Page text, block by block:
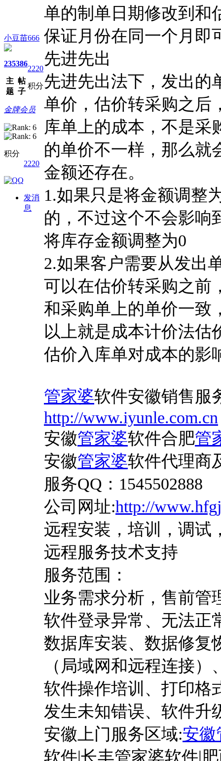
小豆苗666
235
主
题
386
帖
子
2220
积分
金牌会员
积分
2220
发消
息
单的制单日期修改到和
保证月份在同一个月即
先进先出
先进先出法下，发出的
单价，估价转采购之后
库单上的成本，不是采
的单价不一样，那么就
金额还存在。
1.如果只是将金额调整
的，不过这个不会影响
将库存金额调整为0
2.如果客户需要从发出
可以在估价转采购之前
和采购单上的单价一致
以上就是成本计价法估
估价入库单对成本的影
管家婆软件安徽销售服
http://www.iyunle.com.cn
安徽管家婆软件合肥管
安徽管家婆软件代理商
服务QQ：1545502888
公司网址:http://
远程安装，培训，调试
远程服务技术支持
服务范围：
业务需求分析，售前管
软件登录异常、无法正
数据库安装、数据修复
（局域网和远程连接
软件操作培训、打印格
发生未知错误、软件升
安徽上门服务区域:安徽
软件|长丰管家婆软件|